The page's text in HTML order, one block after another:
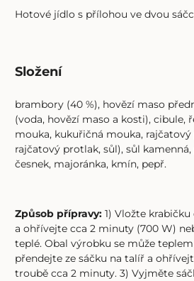
Hotové jídlo s přílohou ve dvou
Složení
brambory (40 %), hovězí maso
(voda, hovězí maso a kosti), cibule,
mouka, kukuřičná mouka,
rajčatový protlak, sůl), sůl
česnek, majoránka, kmín, pepř.
Způsob přípravy: 1) Vložte
a ohřívejte cca 2 minuty (700 W)
teplé. Obal výrobku se může
přendejte ze sáčku na talíř a
troubě cca 2 minuty. 3) Vyjměte